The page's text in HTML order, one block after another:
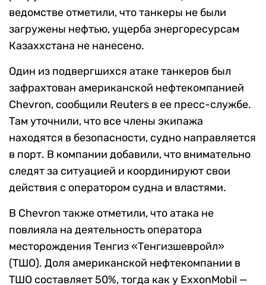
ведомстве отметили, что танкеры не были
загружены нефтью, ущерба энергоресурсам
Казаххстана не нанесено.
Один из подвергшихся атаке танкеров был
зафрахтован американской нефтекомпанией
Chevron, сообщили Reuters в ее пресс-службе.
Там уточнили, что все члены экипажа
находятся в ⁠безопасности, судно направляется
в порт. В компании добавили, что внимательно
следят за ситуацией и координируют свои
⁠действия с оператором судна и властями.
В Chevron также ‌отметили, что атака не
повлияла на деятельность оператора
месторождения Тенгиз «Тенгизшевройл»
(ТШО). Доля американской нефтекомпании в
ТШО составляет 50%, тогда как у ExxonMobil —